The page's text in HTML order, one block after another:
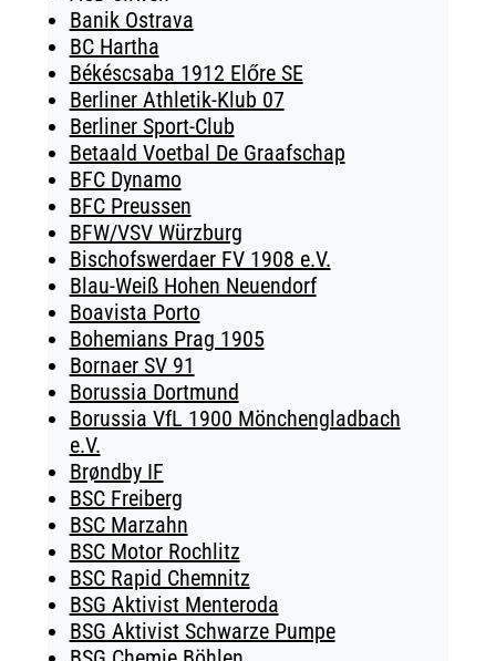
Banik Ostrava
BC Hartha
Békéscsaba 1912 Előre SE
Berliner Athletik-Klub 07
Berliner Sport-Club
Betaald Voetbal De Graafschap
BFC Dynamo
BFC Preussen
BFW/VSV Würzburg
Bischofswerdaer FV 1908 e.V.
Blau-Weiß Hohen Neuendorf
Boavista Porto
Bohemians Prag 1905
Bornaer SV 91
Borussia Dortmund
Borussia VfL 1900 Mönchengladbach
e.V.
Brøndby IF
BSC Freiberg
BSC Marzahn
BSC Motor Rochlitz
BSC Rapid Chemnitz
BSG Aktivist Menteroda
BSG Aktivist Schwarze Pumpe